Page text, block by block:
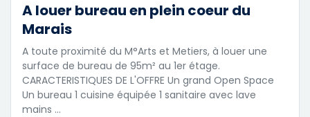
A louer bureau en plein coeur du
Marais
A toute proximité du M°Arts et Metiers, à louer une
surface de bureau de 95m² au 1er étage.
CARACTERISTIQUES DE L'OFFRE Un grand Open Space
Un bureau 1 cuisine équipée 1 sanitaire avec lave
mains …